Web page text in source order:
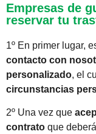
Empresas de
reservar tu
1º En primer lugar,
contacto con
personalizado, el
circunstancias
2º Una vez que
contrato que